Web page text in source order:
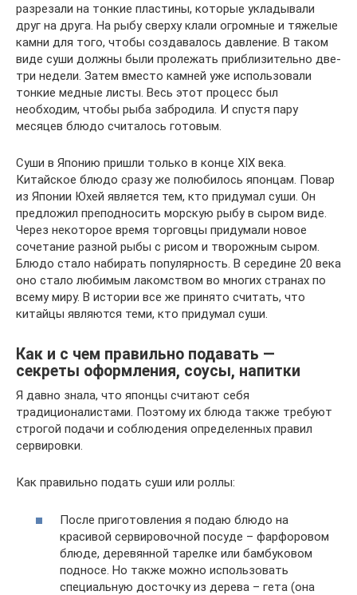
разрезали на тонкие пластины, которые укладывали
друг на друга. На рыбу сверху клали огромные и тяжелые
камни для того, чтобы создавалось давление. В таком
виде суши должны были пролежать приблизительно две-
три недели. Затем вместо камней уже использовали
тонкие медные листы. Весь этот процесс был
необходим, чтобы рыба забродила. И спустя пару
месяцев блюдо считалось готовым.
Суши в Японию пришли только в конце XIX века.
Китайское блюдо сразу же полюбилось японцам. Повар
из Японии Юхей является тем, кто придумал суши. Он
предложил преподносить морскую рыбу в сыром виде.
Через некоторое время торговцы придумали новое
сочетание разной рыбы с рисом и творожным сыром.
Блюдо стало набирать популярность. В середине 20 века
оно стало любимым лакомством во многих странах по
всему миру. В истории все же принято считать, что
китайцы являются теми, кто придумал суши.
Как и с чем правильно подавать —
секреты оформления, соусы, напитки
Я давно знала, что японцы считают себя
традиционалистами. Поэтому их блюда также требуют
строгой подачи и соблюдения определенных правил
сервировки.
Как правильно подать суши или роллы:
После приготовления я подаю блюдо на
красивой сервировочной посуде – фарфоровом
блюде, деревянной тарелке или бамбуковом
подносе. Но также можно использовать
специальную досточку из дерева – гета (она